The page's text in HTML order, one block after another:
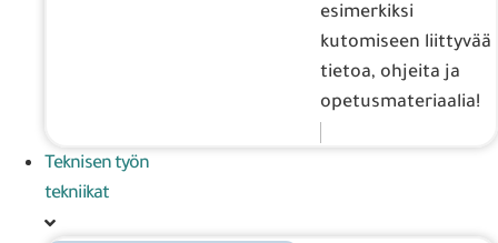
esimerkiksi
kutomiseen liittyvää
tietoa, ohjeita ja
opetusmateriaalia!
Teknisen työn
tekniikat